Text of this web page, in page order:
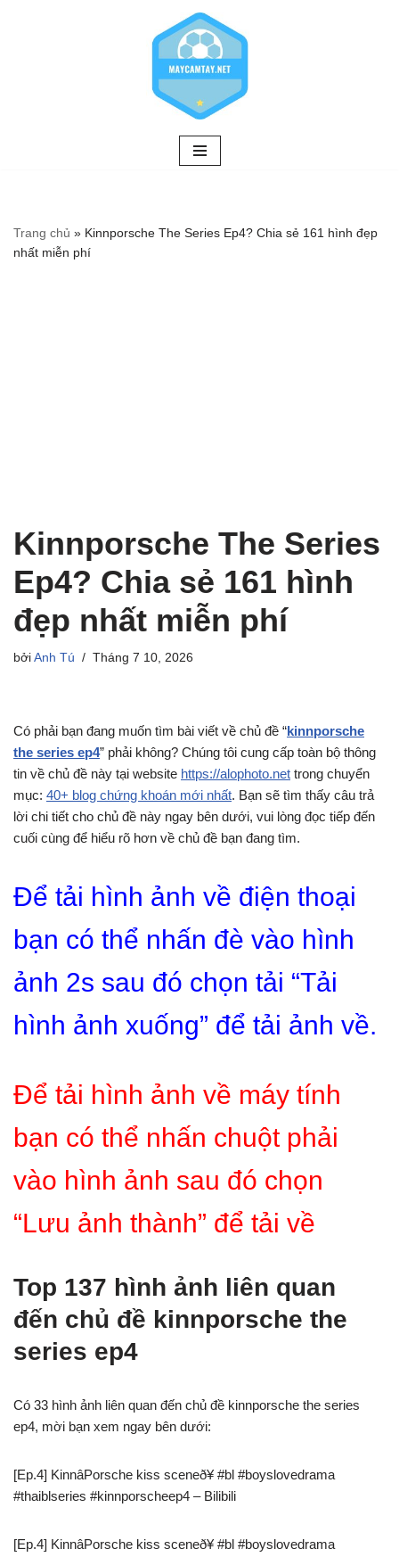
Trang chủ » Kinnporsche The Series Ep4? Chia sẻ 161 hình đẹp
nhất miễn phí
Kinnporsche The Series
Ep4? Chia sẻ 161 hình
đẹp nhất miễn phí
bởi Anh Tú Tháng 7 10, 2026
Có phải bạn đang muốn tìm bài viết về chủ đề “kinnporsche
the series ep4” phải không? Chúng tôi cung cấp toàn bộ thông
tin về chủ đề này tại website https://alophoto.net trong chuyển
mục: 40+ blog chứng khoán mới nhất. Bạn sẽ tìm thấy câu trả
lời chi tiết cho chủ đề này ngay bên dưới, vui lòng đọc tiếp đến
cuối cùng để hiểu rõ hơn về chủ đề bạn đang tìm.
Để tải hình ảnh về điện thoại
bạn có thể nhấn đè vào hình
ảnh 2s sau đó chọn tải “Tải
hình ảnh xuống” để tải ảnh về.
Để tải hình ảnh về máy tính
bạn có thể nhấn chuột phải
vào hình ảnh sau đó chọn
“Lưu ảnh thành” để tải về
Top 137 hình ảnh liên quan
đến chủ đề kinnporsche the
series ep4
Có 33 hình ảnh liên quan đến chủ đề kinnporsche the series
ep4, mời bạn xem ngay bên dưới:
[Ep.4] KinnâPorsche kiss sceneð¥ #bl #boyslovedrama
#thaiblseries #kinnporscheep4 – Bilibili
[Ep.4] KinnâPorsche kiss sceneð¥ #bl #boyslovedrama